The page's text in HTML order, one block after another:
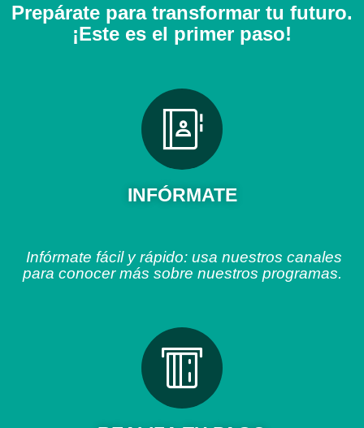
Prepárate para transformar tu futuro.
¡Este es el primer paso!
INFÓRMATE
Infórmate fácil y rápido: usa nuestros canales
para conocer más sobre nuestros programas.